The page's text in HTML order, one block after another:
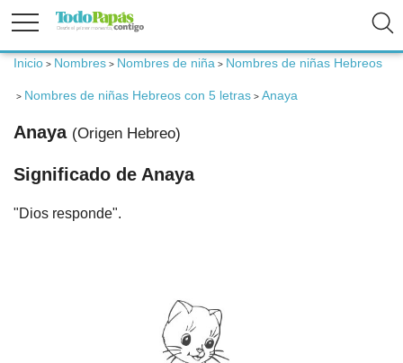
Fertilidad
Bebé
Inicio > Nombres > Nombres de niña > Nombres de niñas Hebreos
> Nombres de niñas Hebreos con 5 letras > Anaya
Anaya (Origen Hebreo)
Significado de Anaya
"Dios responde".